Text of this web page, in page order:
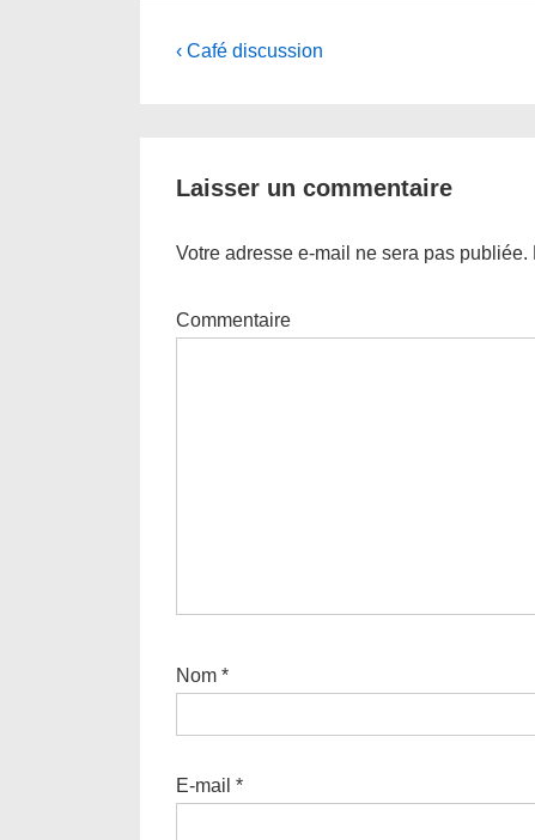
Navigation
Previous
‹ Café discussion
Laisser un commentaire
Votre adresse e-mail ne sera pas publiée.
Commentaire
Nom *
E-mail *